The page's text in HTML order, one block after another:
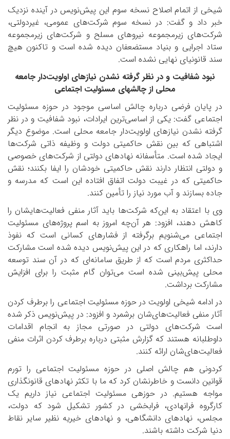
شیخی از اتمام اصلاح نسخه سوم این پیش‌نویس در آینده نزدیک
خبر داد و گفت: در نسخه سوم شرکت‌های عمومی، غیردولتی،
شرکت‌های زیرمجموعه نیروهای مسلح و شرکت‌های زیرمجموعه
ستاد اجرایی و بنیاد مستضعفان دیده شده است و تاکنون هیچ
سند قانونی­ای نهایی نشده است.
نبود شفافیت و در نظر گرفته نشدن نیازهای اولویت‌دار جامعه
محلی از چالش­های مسئولیت اجتماعی
در پایان فرضی درباره چالش اساسی موجود در حوزه مسئولیت
اجتماعی گفت: یکی از اساسی‌ترین ایرادات، نبود شفافیت و در نظر
گرفته نشدن نیازهای اولویت‌دار جامعه محلی است. موضوع دیگر
اشتباهی که بین نقش حاکمیتی دولت و وظیفه ذاتی شرکت‌ها
ایجاد شده است. متأسفانه نهادهای دولتی از شرکت‌های خصوصی
و دولتی انتظار دارند نقش حاکمیتی خودشان را ایفا بکنند؛ نقش
حاکمیتی که در غیبت دولت اتفاق افتاده این‌ است که مدرسه و
جاده بسازند و آب مورد نیاز را تأمین کنند.
وی با اعتقاد به این‌که شرکت‌ها باید آثار منفی فعالیت‌هایشان را
کاهش دهند، افزود: هر آن‌چه امروز به اسم پروژه‌های مسئولیت
اجتماعی می‌شنویم برگرفته از فشارهای کسانی است که نفوذ
دارند، اما راهکاری که در این پیش‌نویس دیده شده است مشارکت
حداکثری مردم است که از طریق سامانه‌ای که در آن سند توسعه
محلی پیش‌بینی شده است می‌توان گام مثبت را برای افزایش
مشارکت برداشت.
در ادامه شیخی اولویت در حوزه مسئولیت اجتماعی را برطرف کردن
آثار منفی فعالیت‌های‌شان برشمرد و افزود: در پیش‌نویس ذکر شده
است شرکت‌های دولتی در صورتی مجاز به انجام اقدامات
داوطلبانه هستند که گزارش مثبتی درباره برطرف کردن اثرات منفی
فعالیت‌های‌شان ارائه کنند.
کردونی هم چالش اصلی در حوزه مسئولیت اجتماعی را تورم
قوانین دانست و خاطرنشان کرد که ما با تکثر نهادهای قانونگذاری
مواجه هستیم. در حوزه­ی مسئولیت اجتماعی نیاز داریم یک
کارگروه فرانهادی، فرابخشی در کشور تشکیل شود که دولت،
مجلس، نهادهای دانشگاهی، و نهادهای خیریه نظیر سایر نقاط
دنیا شرکت داشته باشند.